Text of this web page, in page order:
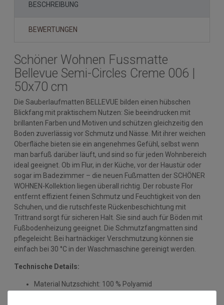
BESCHREIBUNG
BEWERTUNGEN
Schöner Wohnen Fussmatte
Bellevue Semi-Circles Creme 006 |
50x70 cm
Die Sauberlaufmatten BELLEVUE bilden einen hübschen
Blickfang mit praktischem Nutzen: Sie beeindrucken mit
brillanten Farben und Motiven und schützen gleichzeitig den
Boden zuverlässig vor Schmutz und Nässe. Mit ihrer weichen
Oberfläche bieten sie ein angenehmes Gefühl, selbst wenn
man barfuß darüber läuft, und sind so für jeden Wohnbereich
ideal geeignet. Ob im Flur, in der Küche, vor der Haustür oder
sogar im Badezimmer – die neuen Fußmatten der SCHÖNER
WOHNEN-Kollektion liegen überall richtig. Der robuste Flor
entfernt effizient feinen Schmutz und Feuchtigkeit von den
Schuhen, und die rutschfeste Rückenbeschichtung mit
Trittrand sorgt für sicheren Halt. Sie sind auch für Böden mit
Fußbodenheizung geeignet. Die Schmutzfangmatten sind
pflegeleicht: Bei hartnäckiger Verschmutzung können sie
einfach bei 30 °C in der Waschmaschine gereinigt werden.
Technische Details:
Material Nutzschicht: 100 % Polyamid